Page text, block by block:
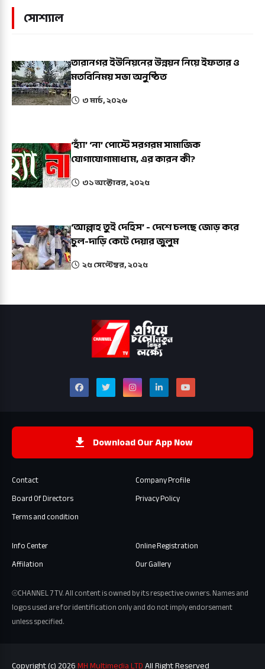
সোশ্যাল
তারানগর ইউনিয়নের উন্নয়ন নিয়ে ইফতার ও
মতবিনিময় সভা অনুষ্ঠিত
৩ মার্চ, ২০২৬
‘হ্যাঁ’ ‘না’ পোস্টে সরগরম সামাজিক
যোগাযোগামাধ্যম, এর কারন কী?
৩১ অক্টোবর, ২০২৫
‘আল্লাহ তুই দেহিস’ - দেশে চলছে জোড় করে
চুল-দাড়ি কেটে দেয়ার জুলুম
২৫ সেপ্টেম্বর, ২০২৫
Download Our App Now
Contact
Company Profile
Board Of Directors
Privacy Policy
Terms and condition
Info Center
Online Registration
Affilation
Our Gallery
⦾CHANNEL 7 TV. All content is owned by its respective owners. Names and
logos used are for identification only and do not imply endorsement
unless specified.